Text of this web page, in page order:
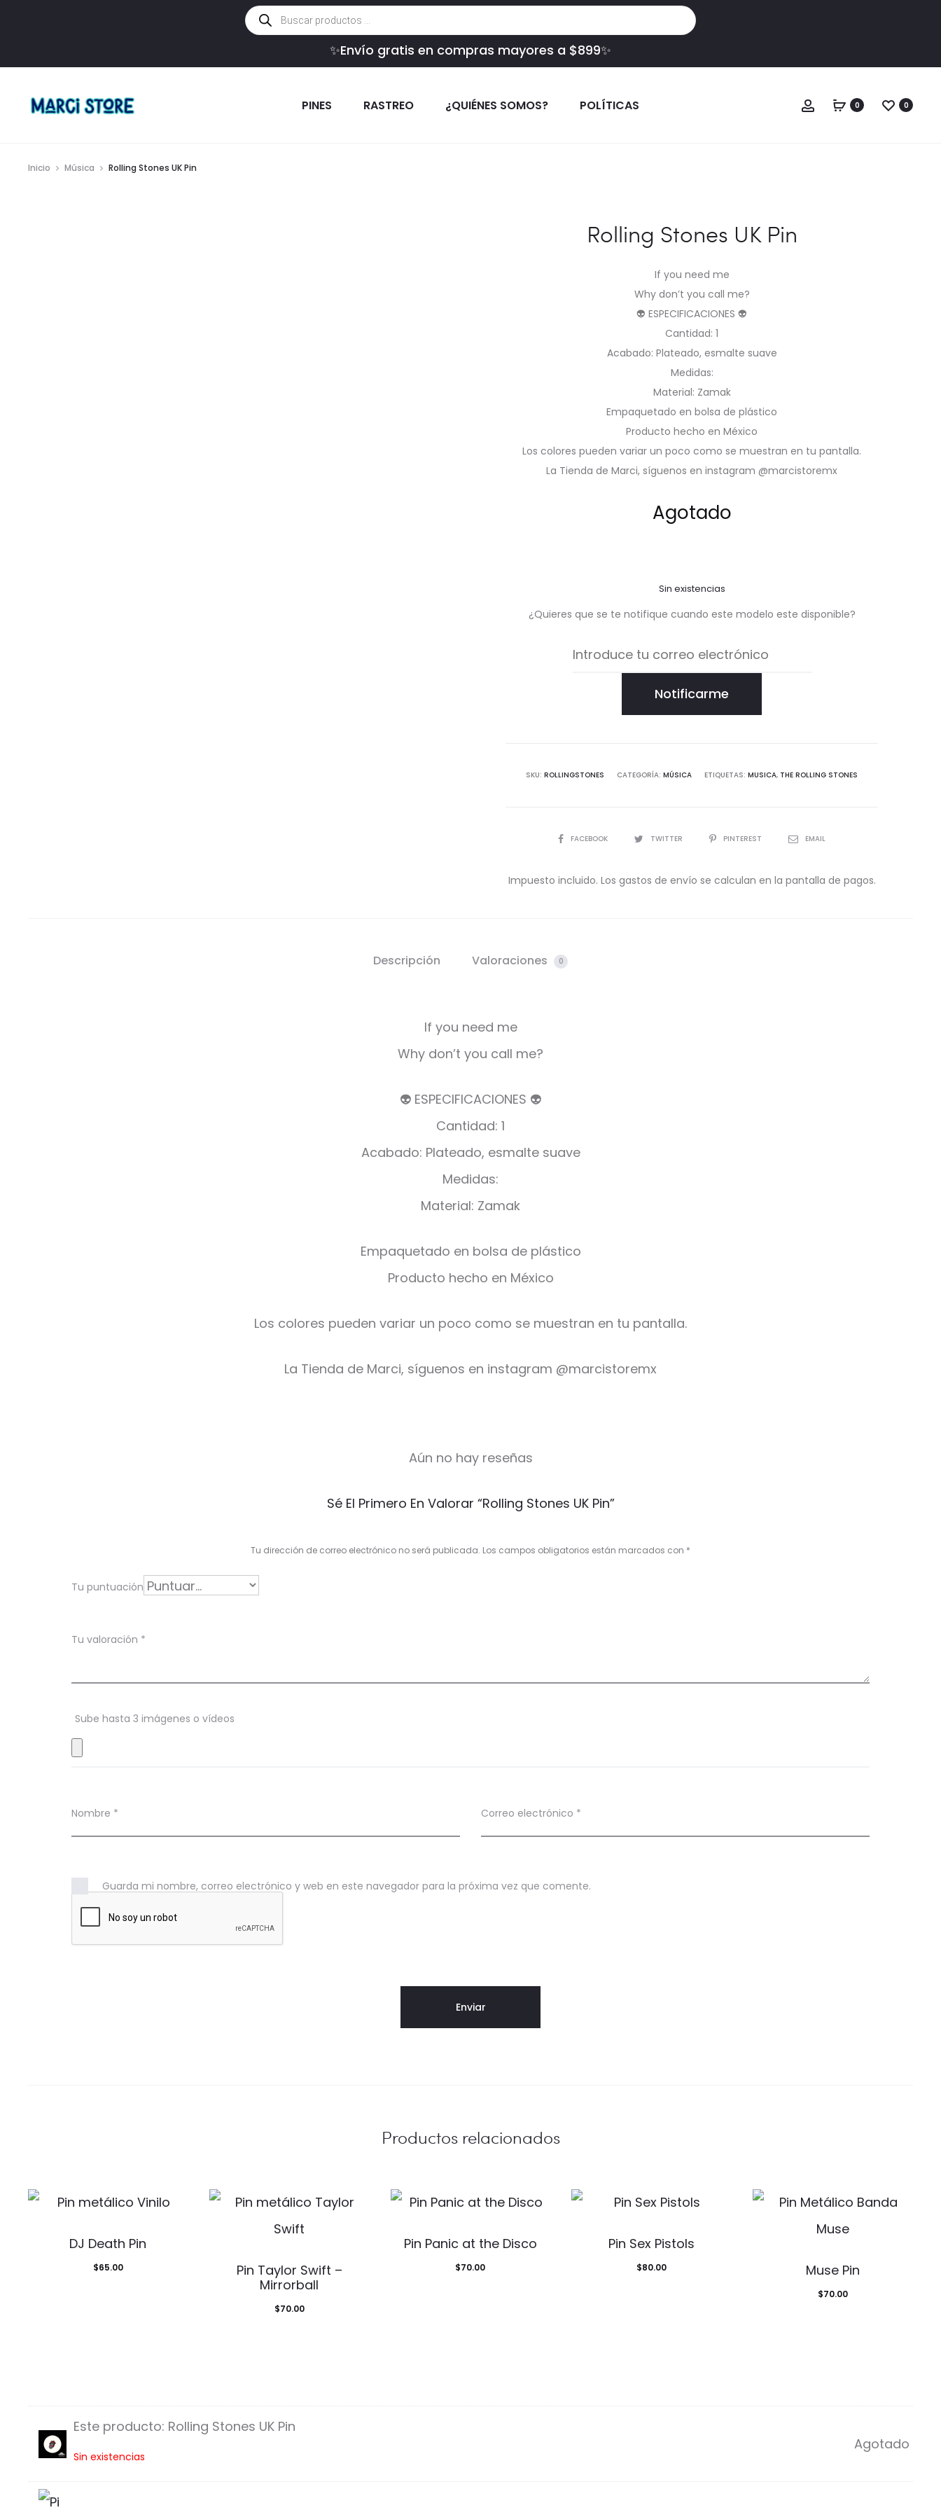
Búsqueda
de
productos
✨Envío gratis en compras mayores a $899✨
PINES RASTREO ¿QUIÉNES SOMOS? POLÍTICAS Cuenta
0 0
Inicio Música Rolling Stones UK Pin
Rolling Stones UK Pin
If you need me
Why don’t you call me?
👽 ESPECIFICACIONES 👽
Cantidad: 1
Acabado: Plateado, esmalte suave
Medidas:
Material: Zamak
Empaquetado en bolsa de plástico
Producto hecho en México
Los colores pueden variar un poco como se muestran en tu pantalla.
La Tienda de Marci, síguenos en instagram @marcistoremx
Agotado
Sin existencias
¿Quieres que se te notifique cuando este modelo este disponible?
Notificarme
SKU: ROLLINGSTONES CATEGORÍA: MÚSICA ETIQUETAS: MUSICA, THE ROLLING STONES
COMPARTIR
FACEBOOK TWITTER PINTEREST EMAIL
Impuesto incluido. Los gastos de envío se calculan en la pantalla de pagos.
Descripción Valoraciones 0
If you need me
Why don’t you call me?
👽 ESPECIFICACIONES 👽
Cantidad: 1
Acabado: Plateado, esmalte suave
Medidas:
Material: Zamak
Empaquetado en bolsa de plástico
Producto hecho en México
Los colores pueden variar un poco como se muestran en tu pantalla.
La Tienda de Marci, síguenos en instagram @marcistoremx
r
c
n
e
Aún no hay reseñas
Sé El Primero En Valorar “Rolling Stones UK Pin”
Tu dirección de correo electrónico no será publicada. Los campos obligatorios están marcados con *
Tu puntuación
Tu valoración *
Sube hasta 3 imágenes o vídeos
Nombre * Correo electrónico *
Guarda mi nombre, correo electrónico y web en este navegador para la próxima vez que comente.
Productos relacionados
DJ Death Pin
$65.00
Pin Taylor Swift –
Mirrorball
$70.00
Pin Panic at the Disco
$70.00
Pin Sex Pistols
$80.00 Muse Pin
$70.00
R
o
Este producto: Rolling Stones UK Pin
Sin existencias
Agotado